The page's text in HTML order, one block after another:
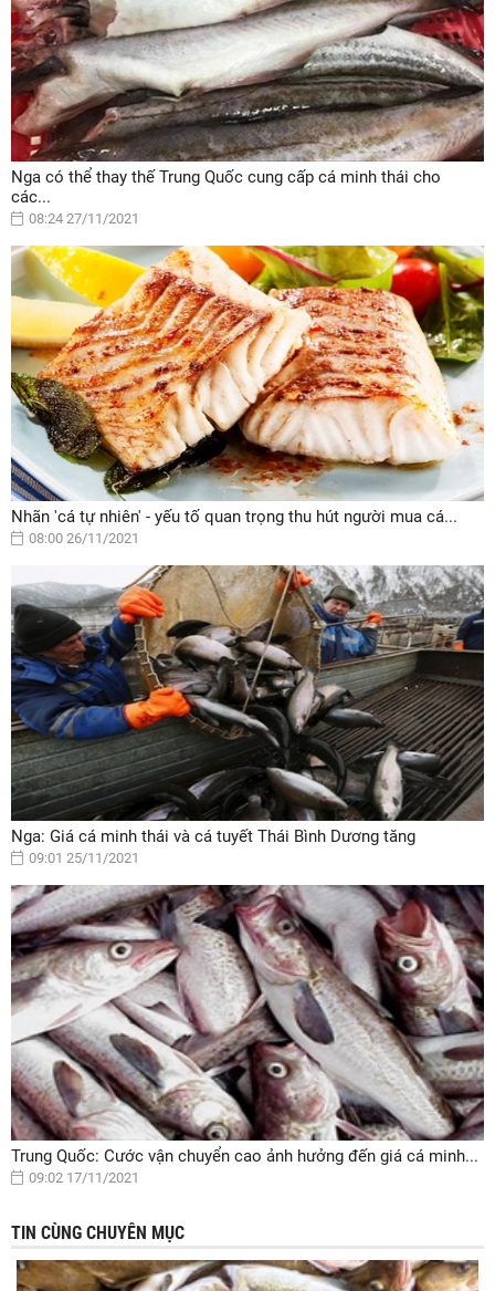
Nga có thể thay thế Trung Quốc cung cấp cá minh thái cho
các...
08:24 27/11/2021
Nhãn 'cá tự nhiên' - yếu tố quan trọng thu hút người mua cá...
08:00 26/11/2021
Nga: Giá cá minh thái và cá tuyết Thái Bình Dương tăng
09:01 25/11/2021
Trung Quốc: Cước vận chuyển cao ảnh hưởng đến giá cá minh...
09:02 17/11/2021
TIN CÙNG CHUYÊN MỤC